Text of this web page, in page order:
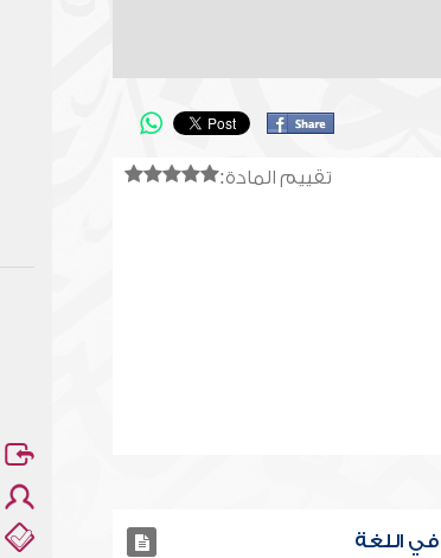
تقييم المادة: